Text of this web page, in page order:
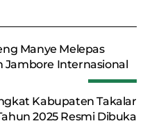
Manye Melepas
Internasional
Kabupaten Takalar
2025 Resmi Dibuka